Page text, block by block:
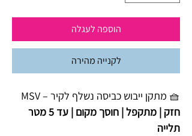
הוספה לעגלה
לקנייה מהירה
🧺 מתקן ייבוש כביסה נשלף לקיר – MSV
חזק | מתקפל | חוסך מקום | עד 5 מטר
תלייה